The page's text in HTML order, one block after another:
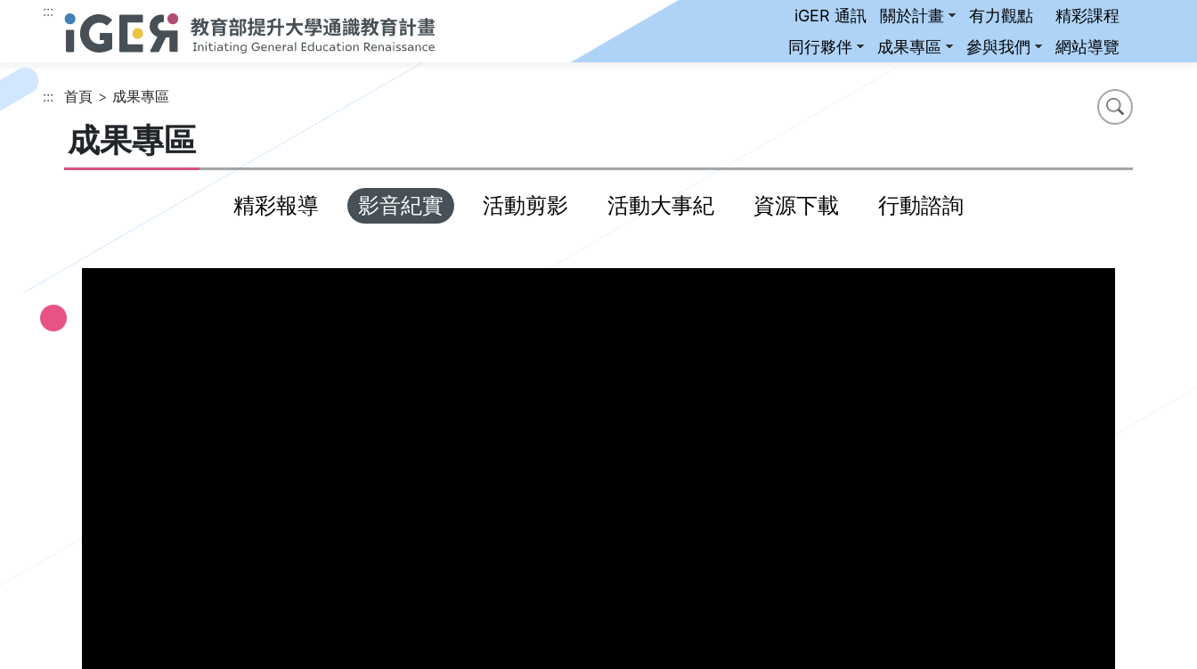
跳到主要內容
::: iGER 通訊 關於計畫 有力觀點
精彩課程
同行夥伴
成果專區 參與我們 網站導覽
::: 首頁
成果專區
搜尋
搜尋
成果專區
精彩報導 影音紀實 活動剪影 活動大事紀 資源下載 行動諮詢